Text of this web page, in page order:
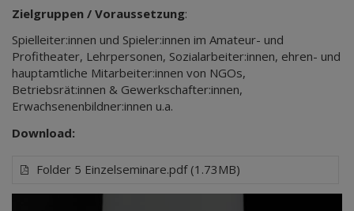
Zielgruppen / Voraussetzung:
Spielleiter:innen und Spieler:innen im Amateur- und
Profitheater, Lehrpersonen, Sozialarbeiter:innen, ehren- und
hauptamtliche Mitarbeiter:innen von NGOs,
Betriebsrät:innen & Gewerkschafter:innen,
Erwachsenenbildner:innen u.a.
Download:
Folder 5 Einzelseminare.pdf (1.73MB)